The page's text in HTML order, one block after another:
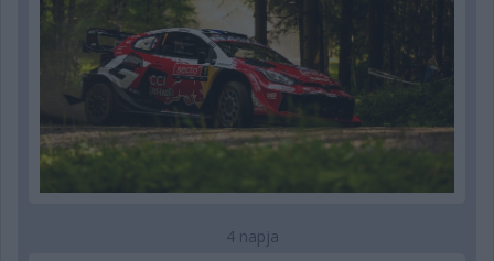
4 napja